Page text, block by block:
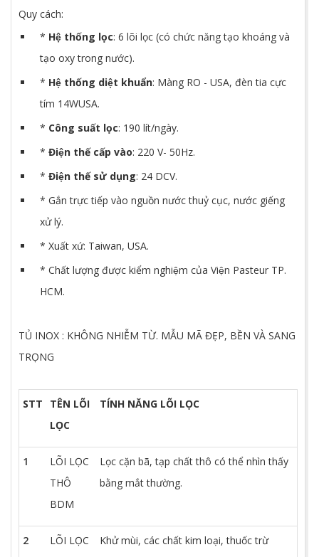
Quy cách:
* Hệ thống lọc: 6 lõi lọc (có chức năng tạo khoáng và
tạo oxy trong nước).
* Hệ thống diệt khuẩn: Màng RO - USA, đèn tia cực
tím 14WUSA.
* Công suất lọc: 190 lít/ngày.
* Điện thế cấp vào: 220 V- 50Hz.
* Điện thế sử dụng: 24 DCV.
* Gắn trực tiếp vào nguồn nước thuỷ cục, nước giếng
xử lý.
* Xuất xứ: Taiwan, USA.
* Chất lượng được kiểm nghiệm của Viện Pasteur TP.
HCM.
TỦ INOX : KHÔNG NHIỄM TỪ. MẪU MÃ ĐẸP, BỀN VÀ SANG
TRỌNG
STT
TÊN LÕI
LỌC
TÍNH NĂNG LÕI LỌC
1
LÕI LỌC
THÔ
BDM
Lọc cặn bã, tạp chất thô có thể nhìn thấy
bằng mắt thường.
2
LÕI LỌC
Khử mùi, các chất kim loại, thuốc trừ